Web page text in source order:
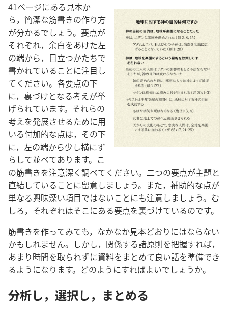
41ページにある見本か
ら，簡潔な筋書きの作り方
が分かるでしょう。要点が
それぞれ，余白をあけた左
の端から，目立つかたちで
書かれていることに注目し
てください。各要点の下
に，裏づけとなる考えが挙
げられています。それらの
考えを発展させるために用
いる付加的な点は，その下
に，左の端から少し横にず
らして並べてあります。こ
の筋書きを注意深く調べてください。二つの要点が主題と
直結していることに留意しましょう。また，補助的な点が
単なる興味深い項目ではないことにも注意しましょう。む
しろ，それぞれはそこにある要点を裏づけているのです。
筋書きを作ってみても，なかなか見本どおりにはならない
かもしれません。しかし，関係する諸原則を把握すれば，
あまり時間を取られずに資料をまとめて良い話を準備でき
るようになります。どのようにすればよいでしょうか。
分析し，選択し，まとめる